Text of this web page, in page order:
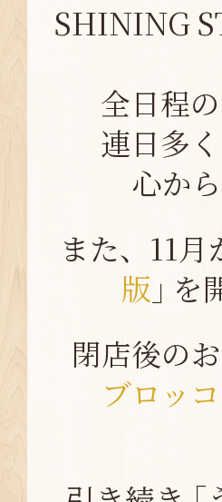
SHINING
全日程
連日多
心か
また、11月
版 ｣
閉店後の
ブロッ